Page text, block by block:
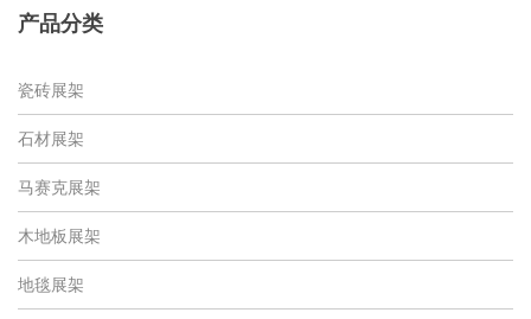
产品分类
瓷砖展架
石材展架
马赛克展架
木地板展架
地毯展架